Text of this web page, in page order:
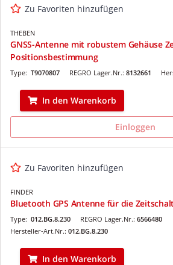
Zu Favoriten hinzufügen
THEBEN
GNSS-Antenne mit robustem Gehäuse
Positionsbestimmung
REGRO Lager.Nr.: 8132661
Type: T9070807
In den Warenkorb
Einloggen
Zu Favoriten hinzufügen
FINDER
Bluetooth GPS Antenne für die
REGRO Lager.Nr.: 6566480
Type: 012.BG.8.230
Hersteller-Art.Nr.: 012.BG.8.230
In den Warenkorb